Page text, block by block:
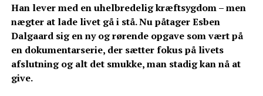
Han lever med en uhelbredelig kræftsygdom – men
nægter at lade livet gå i stå. Nu påtager Esben
Dalgaard sig en ny og rørende opgave som vært på
en dokumentarserie, der sætter fokus på livets
afslutning og alt det smukke, man stadig kan nå at
give.